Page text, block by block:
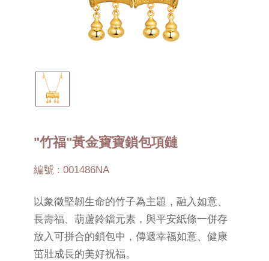
"竹福"黃金寶寶鎖包項鏈
編號 : 001486NA
以象徵堅韌生命的竹子為主題，融入如意、
長壽福、葫蘆鈴鐺元素，與平安紙條一併存
放入可拼合的鎖包中，傳遞幸福如意、健康
茁壯成長的美好祝福。